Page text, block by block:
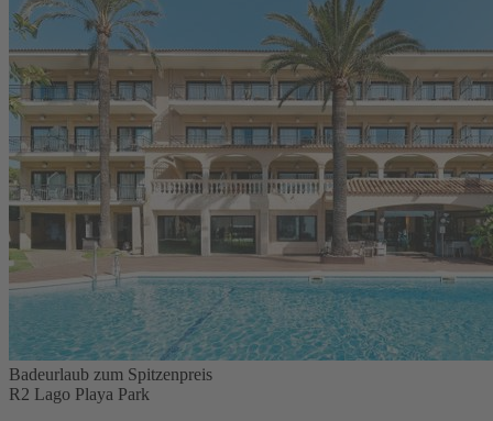
Badeurlaub zum Spitzenpreis
R2 Lago Playa Park